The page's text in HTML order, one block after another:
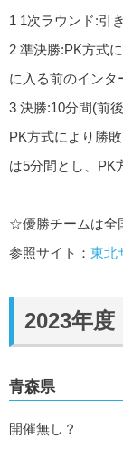
1 1次ラウンド:引
2 準決勝:PK方式
に入る前のインタ
3 決勝:10分間(前
PK方式により勝
は5分間とし、PK
☆優勝チームは全
参照サイト： 東北
2023年
青森県
開催無し？